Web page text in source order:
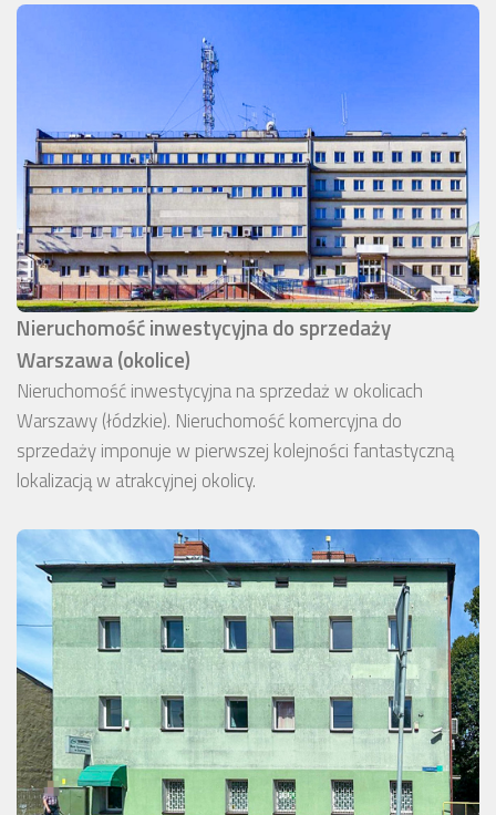
Nieruchomość inwestycyjna do sprzedaży
Warszawa (okolice)
Nieruchomość inwestycyjna na sprzedaż w okolicach
Warszawy (łódzkie). Nieruchomość komercyjna do
sprzedaży imponuje w pierwszej kolejności fantastyczną
lokalizacją w atrakcyjnej okolicy.